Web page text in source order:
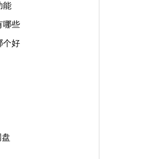
能
哪些
个好